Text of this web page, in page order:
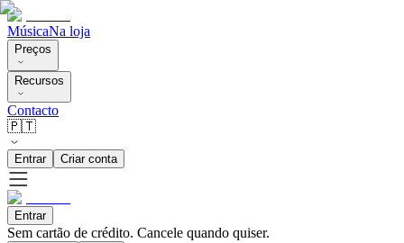
MúsicaNa loja
Preços
Recursos
Contacto
🇵🇹
Entrar Criar conta
Entrar
Sem cartão de crédito. Cancele quando quiser.